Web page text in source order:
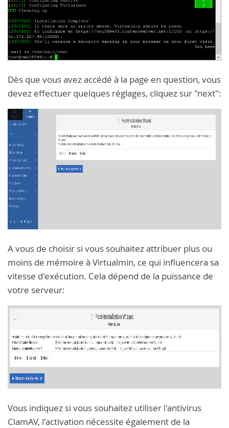
Dès que vous avez accédé à la page en question, vous
devez effectuer quelques réglages, cliquez sur "next":
A vous de choisir si vous souhaitez attribuer plus ou
moins de mémoire à Virtualmin, ce qui influencera sa
vitesse d'exécution. Cela dépend de la puissance de
votre serveur:
Vous indiquez si vous souhaitez utiliser l'antivirus
ClamAV, l'activation nécessite également de la